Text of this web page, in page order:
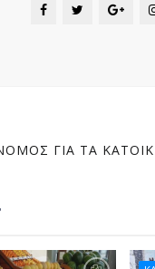
ΓΙΑ ΤΑ